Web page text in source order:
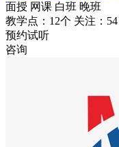
面授 网课 白班 晚班
教学点：12个 关注：54
预约试听
咨询